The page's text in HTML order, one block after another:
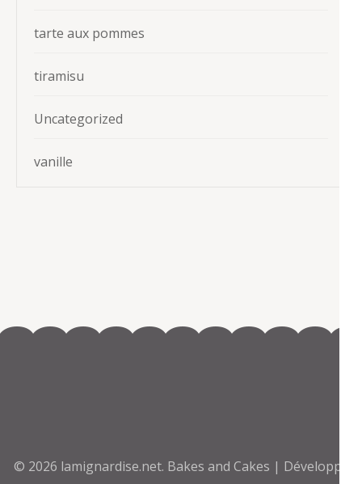
tarte aux pommes
tiramisu
Uncategorized
vanille
© 2026 lamignardise.net. Bakes and Cakes | Développé